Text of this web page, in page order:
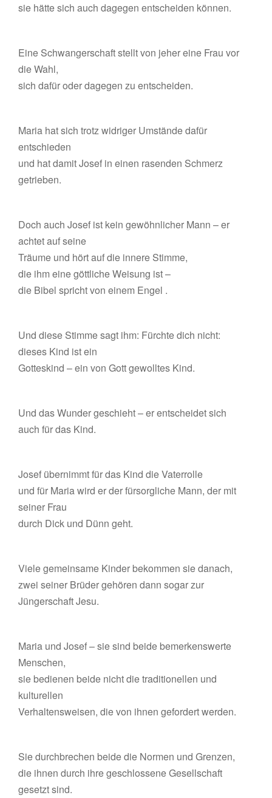
sie hätte sich auch dagegen entscheiden können.
Eine Schwangerschaft stellt von jeher eine Frau vor
die Wahl,
sich dafür oder dagegen zu entscheiden.
Maria hat sich trotz widriger Umstände dafür
entschieden
und hat damit Josef in einen rasenden Schmerz
getrieben.
Doch auch Josef ist kein gewöhnlicher Mann – er
achtet auf seine
Träume und hört auf die innere Stimme,
die ihm eine göttliche Weisung ist –
die Bibel spricht von einem Engel .
Und diese Stimme sagt ihm: Fürchte dich nicht:
dieses Kind ist ein
Gotteskind – ein von Gott gewolltes Kind.
Und das Wunder geschieht – er entscheidet sich
auch für das Kind.
Josef übernimmt für das Kind die Vaterrolle
und für Maria wird er der fürsorgliche Mann, der mit
seiner Frau
durch Dick und Dünn geht.
Viele gemeinsame Kinder bekommen sie danach,
zwei seiner Brüder gehören dann sogar zur
Jüngerschaft Jesu.
Maria und Josef – sie sind beide bemerkenswerte
Menschen,
sie bedienen beide nicht die traditionellen und
kulturellen
Verhaltensweisen, die von ihnen gefordert werden.
Sie durchbrechen beide die Normen und Grenzen,
die ihnen durch ihre geschlossene Gesellschaft
gesetzt sind.